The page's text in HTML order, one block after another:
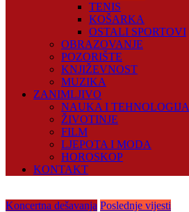
TENIS
KOŠARKA
OSTALI SPORTOVI
OBRAZOVANJE
POZORIŠTE
KNJIŽEVNOST
MUZIKA
ZANIMLJIVO
NAUKA I TEHNOLOGIJA
ŽIVOTINJE
FILM
LJEPOTA I MODA
HOROSKOP
KONTAKT
Koncertna dešavanja Poslednje vijesti